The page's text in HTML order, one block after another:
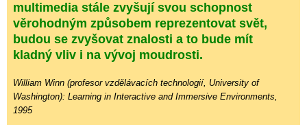
multimedia stále zvyšují svou schopnost
věrohodným způsobem reprezentovat svět,
budou se zvyšovat znalosti a to bude mít
kladný vliv i na vývoj moudrosti.
William Winn (profesor vzdělávacích technologií, University of
Washington): Learning in Interactive and Immersive Environments,
1995